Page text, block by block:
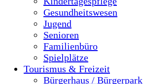
Gesundheitswesen
Jugend
Senioren
Familienbüro
Spielplätze
Tourismus & Freizeit
Bürgerhaus / Bürgerpark